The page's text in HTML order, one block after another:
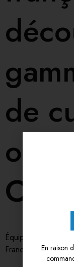
de
o
Équipez-vous avec
France pour une
En raison